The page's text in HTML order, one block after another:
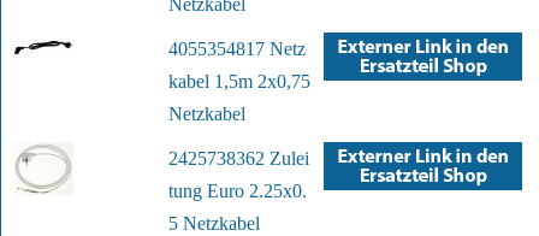
Netzkabel
4055354817 Netz
kabel 1,5m 2x0,75
Netzkabel
2425738362 Zulei
tung Euro 2.25x0.
5 Netzkabel